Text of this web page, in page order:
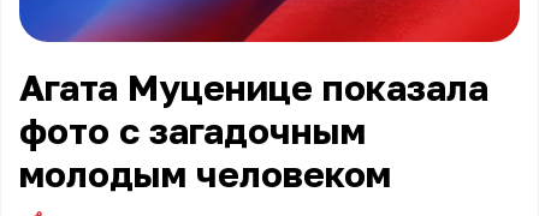
Агата Муценице показала
фото с загадочным
молодым человеком